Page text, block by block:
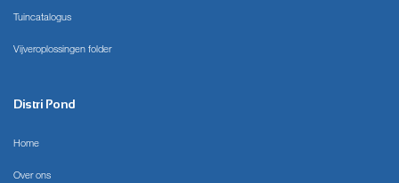
Tuincatalogus
Vijveroplossingen folder
Distri Pond
Home
Over ons